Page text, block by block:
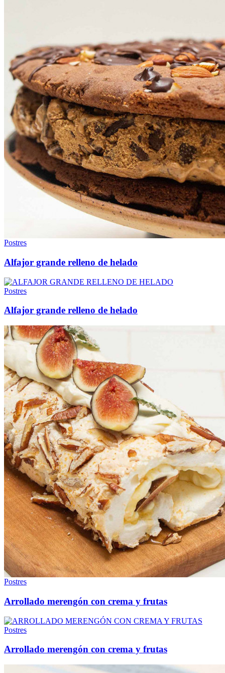
Postres
Alfajor grande relleno de helado
Postres
Alfajor grande relleno de helado
Postres
Arrollado merengón con crema y frutas
Postres
Arrollado merengón con crema y frutas